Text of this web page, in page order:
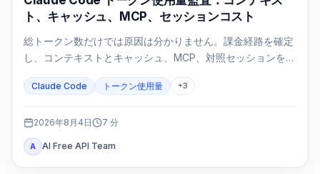
ト、キャッシュ、MCP、セッションコスト
総トークン数だけでは原因は分かりません。課金経路を確定
し、コンテキストとキャッシュ、MCP、対照セッションを同
Claude Code トークン使用量 +3
2026年8月4日 7 分
A AI Free API Team